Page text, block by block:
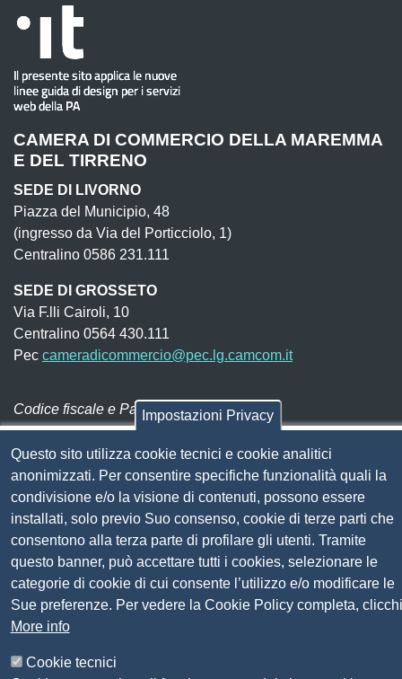
CAMERA DI COMMERCIO DELLA MAREMMA
E DEL TIRRENO
SEDE DI LIVORNO
Piazza del Municipio, 48
(ingresso da Via del Porticciolo, 1)
Centralino 0586 231.111
SEDE DI GROSSETO
Via F.lli Cairoli, 10
Centralino 0564 430.111
Pec cameradicommercio@pec.lg.camcom.it
Codice fiscale e Partita Iva:01838690491
Pagare con PagoPA
Seguici su
Sito web
Amministrazione trasparente
Mappa del sito
Privacy
Dichiarazione di accessibilità
Impostazioni Privacy
Questo sito utilizza cookie tecnici e cookie analitici
anonimizzati. Per consentire specifiche funzionalità quali la
condivisione e/o la visione di contenuti, possono essere
installati, solo previo Suo consenso, cookie di terze parti che
consentono alla terza parte di profilare gli utenti. Tramite
questo banner, può accettare tutti i cookies, selezionare le
categorie di cookie di cui consente l’utilizzo e/o modificare le
Sue preferenze. Per vedere la Cookie Policy completa, clicchi
More info
Cookie tecnici